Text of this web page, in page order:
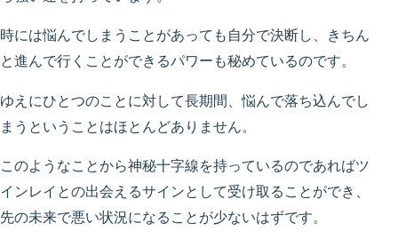
時には悩んでしまうことがあっても自分で決断し、きちん
と進んで行くことができるパワーも秘めているのです。
ゆえにひとつのことに対して長期間、悩んで落ち込んでし
まうということはほとんどありません。
このようなことから神秘十字線を持っているのであればツ
インレイとの出会えるサインとして受け取ることができ、
先の未来で悪い状況になることが少ないはずです。